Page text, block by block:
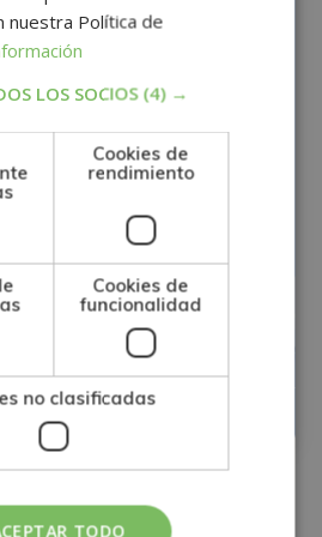
en Data, Machine
Artificial
nuestra Política de
LOS SOCIOS (4) →
Cookies de
rendimiento
Cookies de
funcionalidad
no clasificadas
TODO